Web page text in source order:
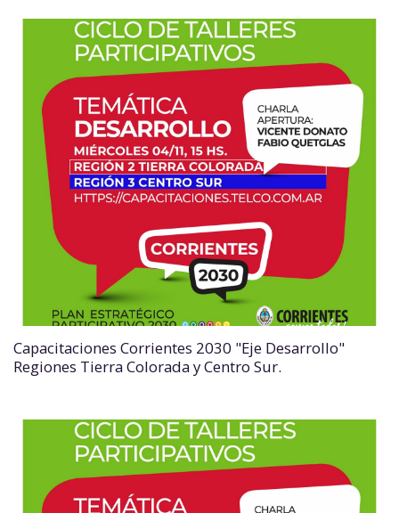
Capacitaciones Corrientes 2030 "Eje Desarrollo"
Regiones Tierra Colorada y Centro Sur.